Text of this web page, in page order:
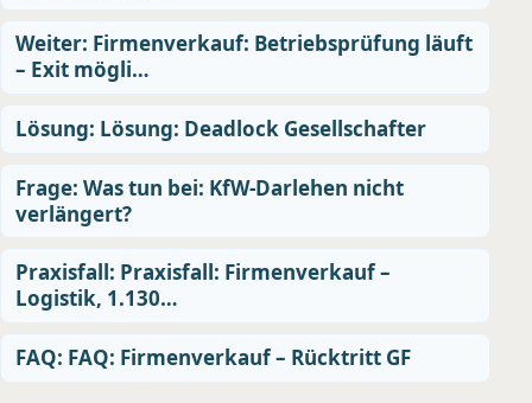
Weiter: Firmenverkauf: Betriebsprüfung läuft
– Exit mögli…
Lösung: Lösung: Deadlock Gesellschafter
Frage: Was tun bei: KfW-Darlehen nicht
verlängert?
Praxisfall: Praxisfall: Firmenverkauf –
Logistik, 1.130…
FAQ: FAQ: Firmenverkauf – Rücktritt GF